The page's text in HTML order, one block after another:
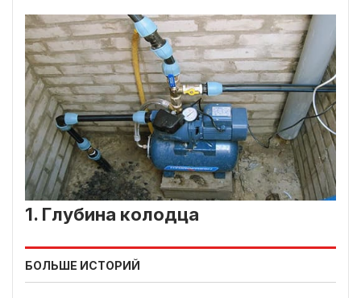
1. Глубина колодца
БОЛЬШЕ ИСТОРИЙ